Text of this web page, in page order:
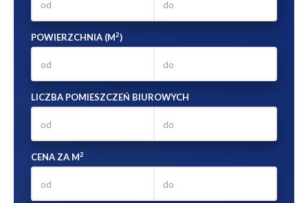
POWIERZCHNIA (M2)
LICZBA POMIESZCZEŃ BIUROWYCH
CENA ZA M2